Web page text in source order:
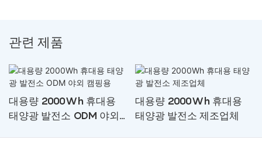
관련 제품
대용량 2000Wh 휴대용
태양광 발전소 ODM 야외
대용량 2000Wh 휴대용
태양광 발전소 제조업체